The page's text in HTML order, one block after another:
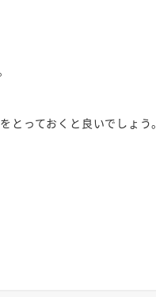
っておくと良いでしょう。